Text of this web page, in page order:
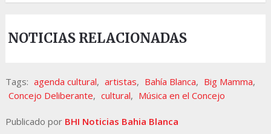
NOTICIAS RELACIONADAS
Tags: agenda cultural, artistas, Bahía Blanca, Big Mamma,
Concejo Deliberante, cultural, Música en el Concejo
Publicado por BHI Noticias Bahia Blanca